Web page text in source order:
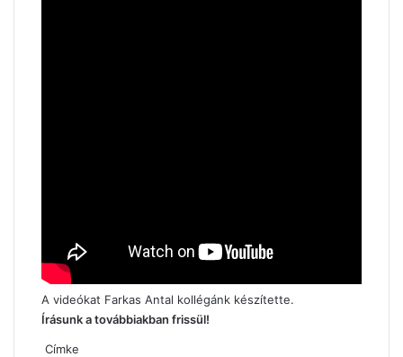
A videókat Farkas Antal kollégánk készítette.
Írásunk a továbbiakban frissül!
Címke